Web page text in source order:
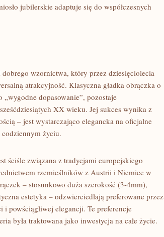
jubilerskie adaptuje się do współczesnych
dobrego wzornictwa, który przez dziesięciolecia
atrakcyjność. Klasyczna gładka obrączka o
dopasowanie”, pozostaje
XX wieku. Jej sukces wynika z
– jest wystarczająco elegancka na oficjalne
codziennym życiu.
ściśle związana z tradycjami europejskiego
rzemieślników z Austrii i Niemiec w
– stosunkowo duża szerokość (3-4mm),
estetyka – odzwierciedlają preferowane przez
i powściągliwej elegancji. Te preferencje
była traktowana jako inwestycja na całe życie.